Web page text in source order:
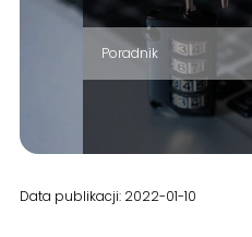
Poradnik
Data publikacji: 2022-01-10